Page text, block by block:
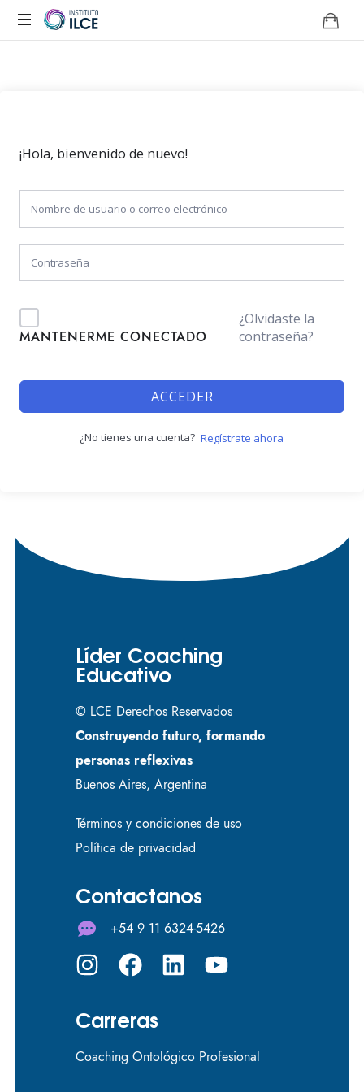
¡Hola, bienvenido de nuevo!
MANTENERME CONECTADO
¿Olvidaste la
contraseña?
ACCEDER
¿No tienes una cuenta? Regístrate ahora
Líder Coaching
Educativo
© LCE Derechos Reservados
Construyendo futuro, formando
personas reflexivas
Buenos Aires, Argentina
Términos y condiciones de uso
Política de privacidad
Contactanos
+54 9 11 6324-5426
Carreras
Coaching Ontológico Profesional